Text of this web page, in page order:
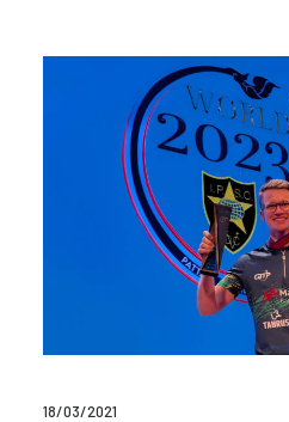
18/03/2021